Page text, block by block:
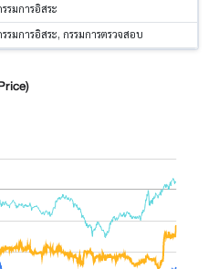
รมการอิสระ
รรมการอิสระ, กรรมการตรวจสอบ